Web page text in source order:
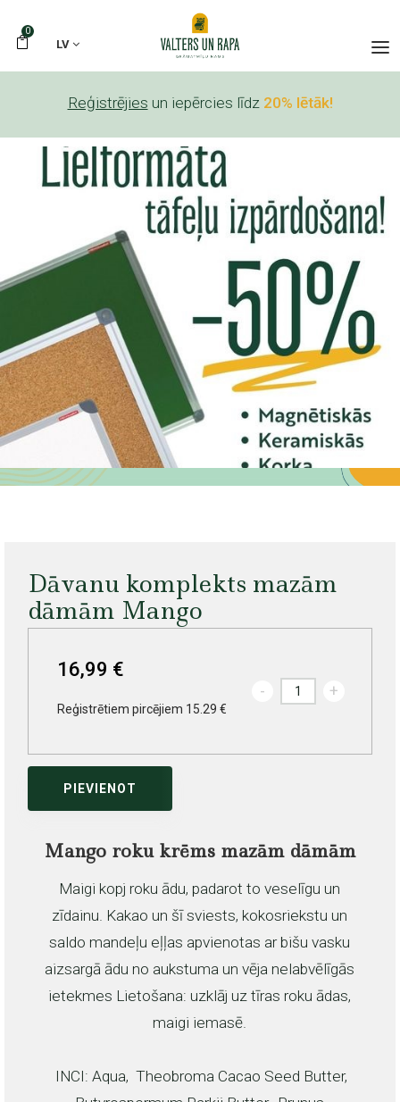
0
LV
Reģistrējies un iepērcies līdz 20% lētāk!
Dāvanu komplekts mazām
dāmām Mango
16,99 €
Reģistrētiem pircējiem 15.29 €
- +
PIEVIENOT
Mango roku krēms mazām dāmām
Maigi kopj roku ādu, padarot to veselīgu un
zīdainu. Kakao un šī sviests, kokosriekstu un
saldo mandeļu eļļas apvienotas ar bišu vasku
aizsargā ādu no aukstuma un vēja nelabvēlīgās
ietekmes Lietošana: uzklāj uz tīras roku ādas,
maigi iemasē.
INCI: Aqua, Theobroma Cacao Seed Butter,